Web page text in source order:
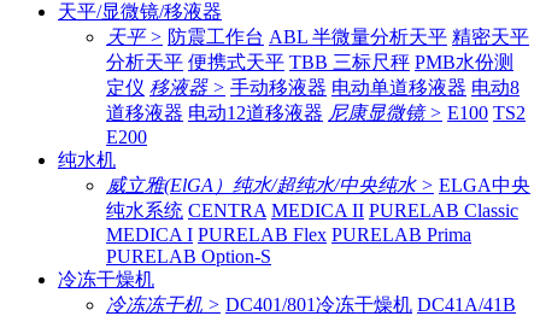
天平/显微镜/移液器
天平 > 防震工作台 ABL 半微量分析天平 精密天平
分析天平 便携式天平 TBB 三标尺秤 PMB水份测
定仪 移液器 > 手动移液器 电动单道移液器 电动8
道移液器 电动12道移液器 尼康显微镜 > E100 TS2
E200
纯水机
威立雅(ElGA）纯水/超纯水/中央纯水 > ELGA中央
纯水系统 CENTRA MEDICA II PURELAB Classic
MEDICA I PURELAB Flex PURELAB Prima
PURELAB Option-S
冷冻干燥机
冷冻冻干机 > DC401/801冷冻干燥机 DC41A/41B